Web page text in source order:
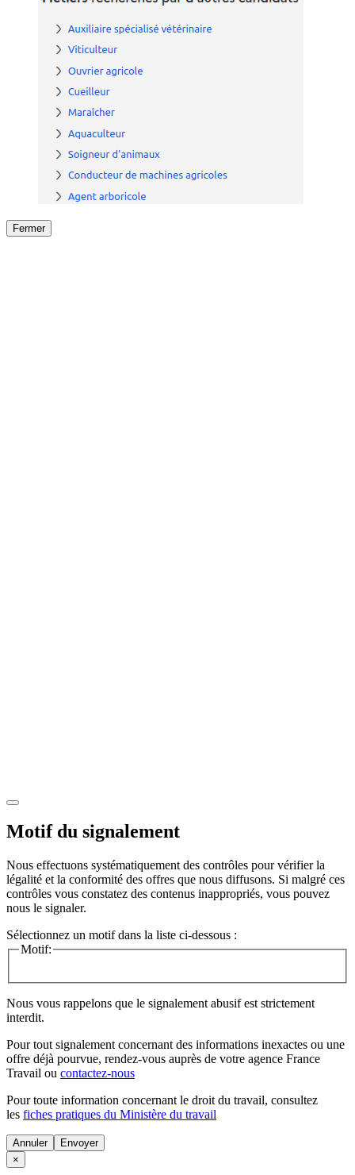
Fermer
Motif du signalement
Nous effectuons systématiquement des contrôles pour vérifier la
légalité et la conformité des offres que nous diffusons. Si malgré ces
contrôles vous constatez des contenus inappropriés, vous pouvez
nous le signaler.
Sélectionnez un motif dans la liste ci-dessous :
Motif:
Nous vous rappelons que le signalement abusif est strictement
interdit.
Pour tout signalement concernant des informations inexactes ou une
offre déjà pourvue, rendez-vous auprès de votre agence France
Travail ou contactez-nous
Pour toute information concernant le droit du travail, consultez
les fiches pratiques du Ministère du travail
Annuler
×